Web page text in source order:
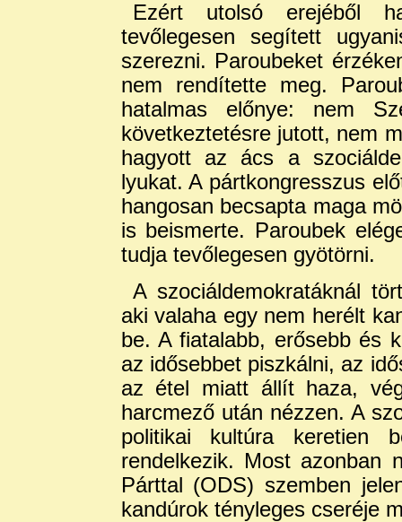
Ezért utolsó erejéből
tevőlegesen segített
szerezni. Paroubeket
nem rendítette meg.
hatalmas előnye: nem
következtetésre jutott, nem
hagyott az ács a
lyukat. A pártkongresszus
hangosan becsapta maga
is beismerte. Paroubek
tudja tevőlegesen gyötörni.
A szociáldemokratáknál
aki valaha egy nem herélt
be. A fiatalabb, erősebb és
az idősebbet piszkálni, az
az étel miatt állít haza,
harcmező után nézzen. A
politikai kultúra
rendelkezik. Most azonban
Párttal (ODS) szemben
kandúrok tényleges cseréje